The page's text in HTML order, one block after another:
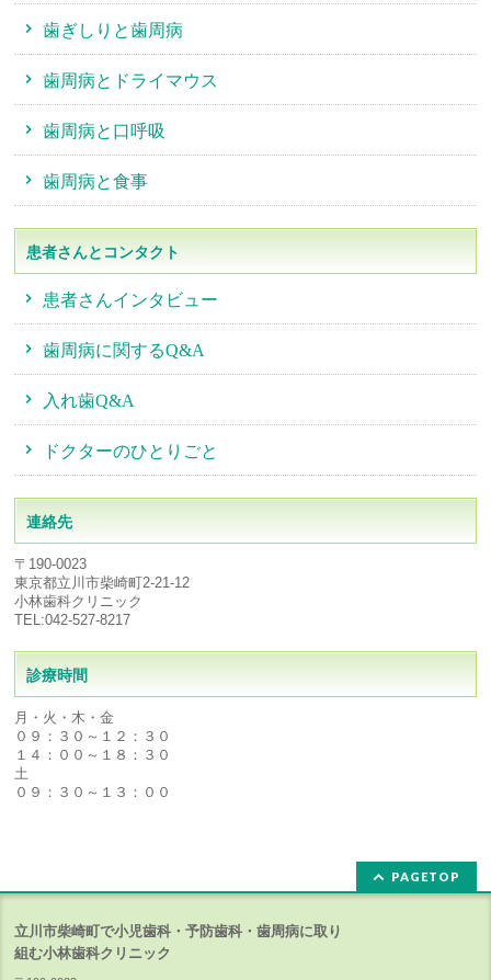
歯ぎしりと歯周病
歯周病とドライマウス
歯周病と口呼吸
歯周病と食事
患者さんとコンタクト
患者さんインタビュー
歯周病に関するQ&A
入れ歯Q&A
ドクターのひとりごと
連絡先
〒190-0023
東京都立川市柴崎町2-21-12
小林歯科クリニック
TEL:042-527-8217
診療時間
月・火・木・金
０９：３０～１２：３０
１４：００～１８：３０
土
０９：３０～１３：００
PAGETOP
立川市柴崎町で小児歯科・予防歯科・歯周病に取り
組む小林歯科クリニック